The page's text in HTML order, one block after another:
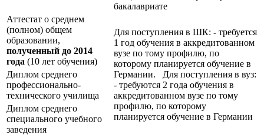
бакалавриате
Аттестат о среднем
(полном) общем
образовании,
полученный до 2014
года (10 лет обучения)
Для поступления в ШК: - требуется
1 год обучения в аккредитованном
вузе по тому профилю, по
которому планируется обучение в
Германии. Для поступления в вуз:
- требуются 2 года обучения в
аккредитованном вузе по тому
профилю, по которому
планируется обучение в Германии
Диплом среднего
профессионально-
технического училища
Диплом среднего
специального учебного
заведения